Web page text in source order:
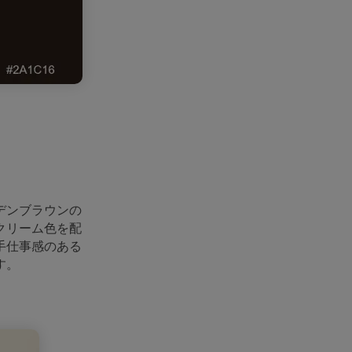
ンブラウンの
リーム色を配
仕事感のある